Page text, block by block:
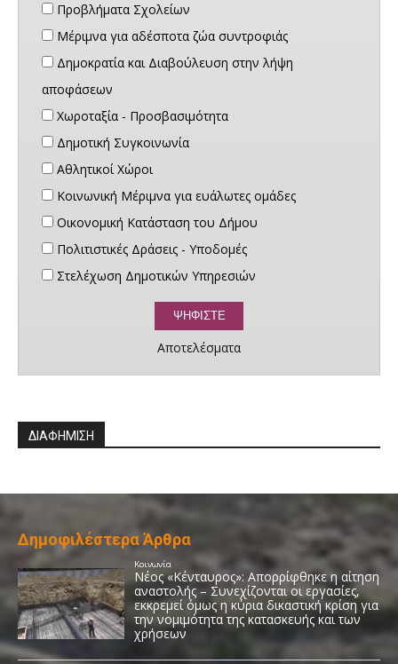
Προβλήματα Σχολείων
Μέριμνα για αδέσποτα ζώα συντροφιάς
Δημοκρατία και Διαβούλευση στην λήψη
αποφάσεων
Χωροταξία - Προσβασιμότητα
Δημοτική Συγκοινωνία
Αθλητικοί Χώροι
Κοινωνική Μέριμνα για ευάλωτες ομάδες
Οικονομική Κατάσταση του Δήμου
Πολιτιστικές Δράσεις - Υποδομές
Στελέχωση Δημοτικών Υπηρεσιών
Αποτελέσματα
ΔΙΑΦΗΜΙΣΗ
Δημοφιλέστερα Άρθρα